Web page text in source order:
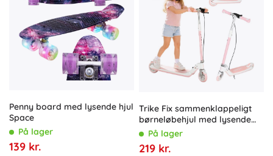
Penny board med lysende hjul
Space
På lager
139 kr.
Trike Fix sammenklappeligt
børneløbehjul med lysende
LED-hjul, pink
På lager
219 kr.